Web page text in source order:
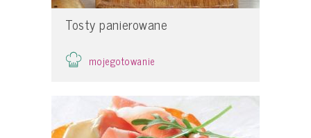
Tosty panierowane
mojegotowanie